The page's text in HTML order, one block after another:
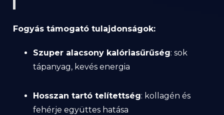
Fogyás támogató tulajdonságok:
Szuper alacsony kalóriasűrűség: sok
tápanyag, kevés energia
Hosszan tartó telítettség: kollagén és
fehérje együttes hatása